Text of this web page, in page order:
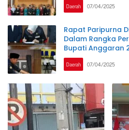
Daerah 07/04/2025
Rapat Paripurna
Dalam Rangka
Bupati Anggaran
Daerah 07/04/2025